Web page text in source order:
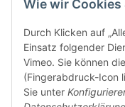
Wie wir Cookies
Durch Klicken auf
Einsatz folgender
Vimeo. Sie können
(Fingerabdruck-Icon
Sie unter
deinem nächsten Bier
Jetzt entdecken